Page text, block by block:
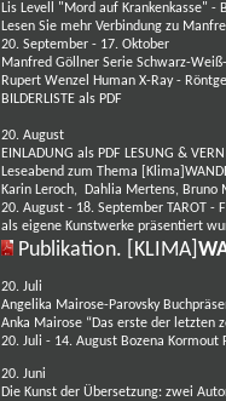
Lis Levell
"Mord auf Krankenkasse" -
Lesen Sie mehr Verbindung zu
20. September - 17. Oktober
Manfred Göllner Serie Schwarz-
Rupert Wenzel
Human X-Ray -
BILDERLISTE als PDF
20. August
EINLADUNG als PDF LESUNG &
Leseabend zum Thema
Karin Leroch, Dahlia Mertens, Bruno
20. August - 18. September TAROT -
als eigene Kunstwerke präsentiert
Publikation. [KLIMA]
20. Juli
Angelika Mairose-Parovsky
Anka Mairose “Das erste der letzten
20. Juli - 14. August Bozena Kormout
20. Juni
Die Kunst der Übersetzung: zwei